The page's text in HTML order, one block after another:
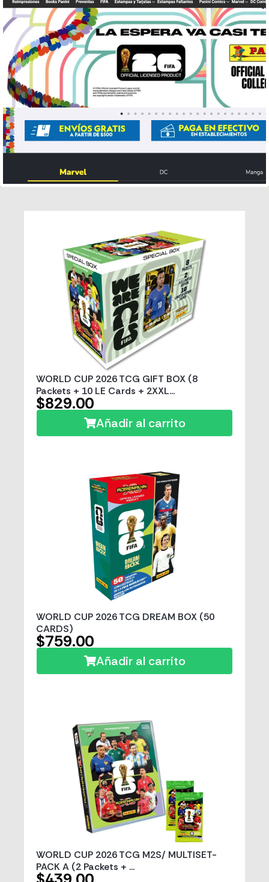
WORLD CUP 2026 TCG GIFT BOX (8
Packets + 10 LE Cards + 2XXL...
$829.00
Añadir al carrito
WORLD CUP 2026 TCG DREAM BOX (50
CARDS)
$759.00
Añadir al carrito
WORLD CUP 2026 TCG M2S/ MULTISET-
PACK A (2 Packets + ...